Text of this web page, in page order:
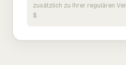
zusätzlich zu Ihrer regulären
$.